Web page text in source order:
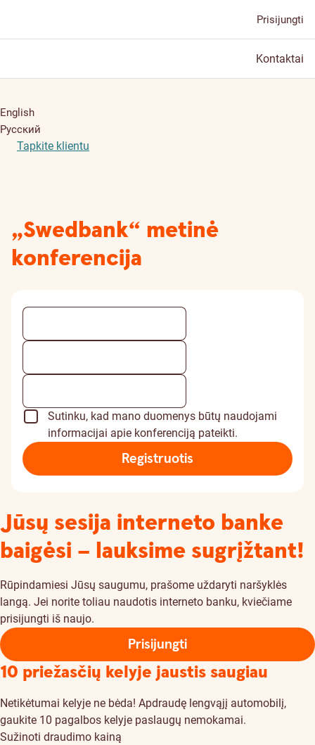
Prisijungti
Kontaktai
English
Русский
Tapkite klientu
„Swedbank“ metinė
konferencija
Sutinku, kad mano duomenys būtų naudojami
informacijai apie konferenciją pateikti.
Registruotis
Jūsų sesija interneto banke
baigėsi – lauksime sugrįžtant!
Rūpindamiesi Jūsų saugumu, prašome uždaryti naršyklės
langą. Jei norite toliau naudotis interneto banku, kviečiame
prisijungti iš naujo.
Prisijungti
10 priežasčių kelyje jaustis saugiau
Netikėtumai kelyje ne bėda! Apdraudę lengvąjį automobilį,
gaukite 10 pagalbos kelyje paslaugų nemokamai.
Sužinoti draudimo kainą